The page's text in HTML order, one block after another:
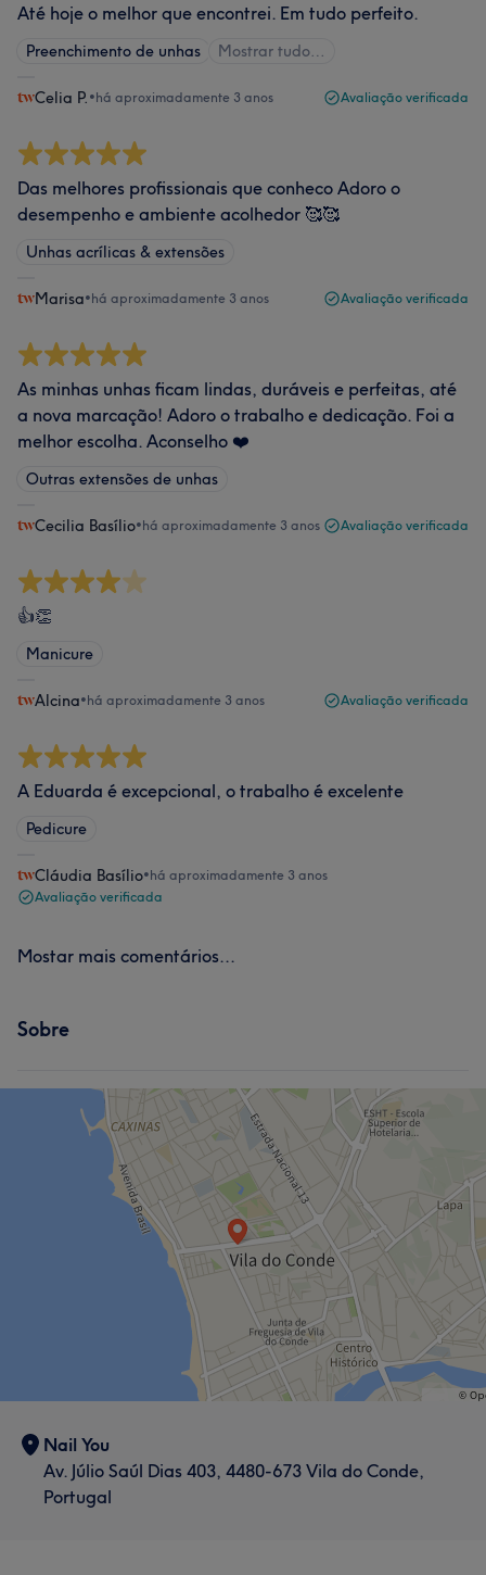
Até hoje o melhor que encontrei. Em tudo perfeito.
Preenchimento de unhas Mostrar tudo…
Celia P. •há aproximadamente 3 anos Avaliação verificada
Das melhores profissionais que conheco Adoro o
desempenho e ambiente acolhedor 🥰🥰
Unhas acrílicas & extensões
Marisa•há aproximadamente 3 anos Avaliação verificada
As minhas unhas ficam lindas, duráveis e perfeitas, até
a nova marcação! Adoro o trabalho e dedicação. Foi a
melhor escolha. Aconselho ❤️
Outras extensões de unhas
Cecilia Basílio•há aproximadamente 3 anos Avaliação verificada
👍👏
Manicure
Alcina•há aproximadamente 3 anos Avaliação verificada
A Eduarda é excepcional, o trabalho é excelente
Pedicure
Cláudia Basílio•há aproximadamente 3 anos
Avaliação verificada
Mostar mais comentários...
Sobre
Nail You
Av. Júlio Saúl Dias 403, 4480-673 Vila do Conde,
Portugal